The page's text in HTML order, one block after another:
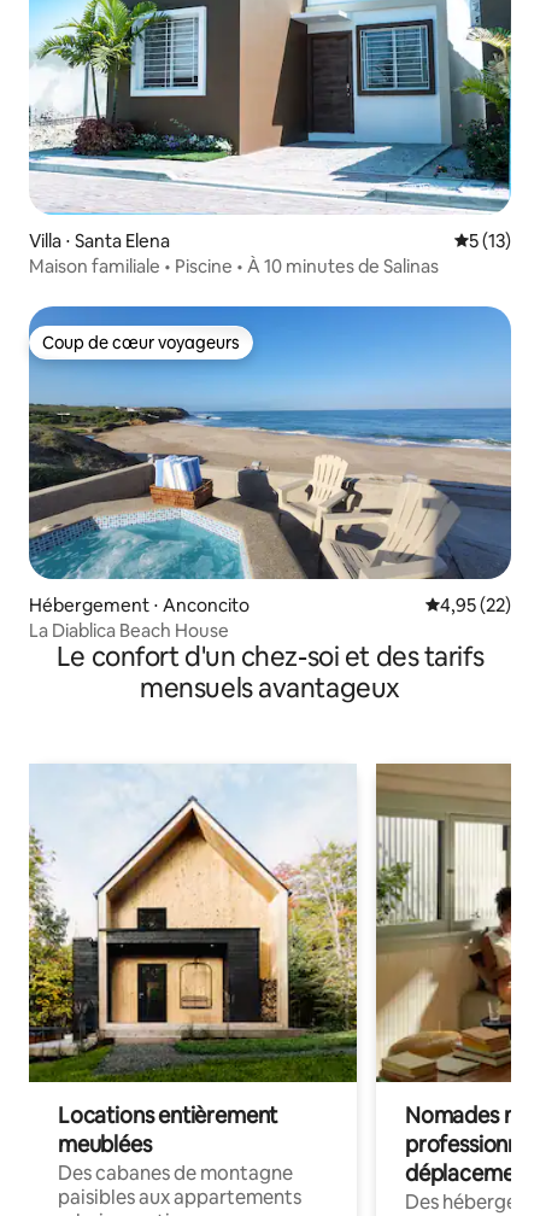
Villa ⋅ Santa Elena
5 (13)
Maison familiale • Piscine • À 10 minutes de Salinas
Coup de cœur voyageurs
Coup de cœur voyageurs
Hébergement ⋅ Anconcito Évaluation
4,95 (22)
La Diablica Beach House
Le confort d'un chez-soi et des tarifs
mensuels avantageux
Locations entièrement
meublées
Des cabanes de montagne
paisibles aux appartements
Nomades
déplacement
Des